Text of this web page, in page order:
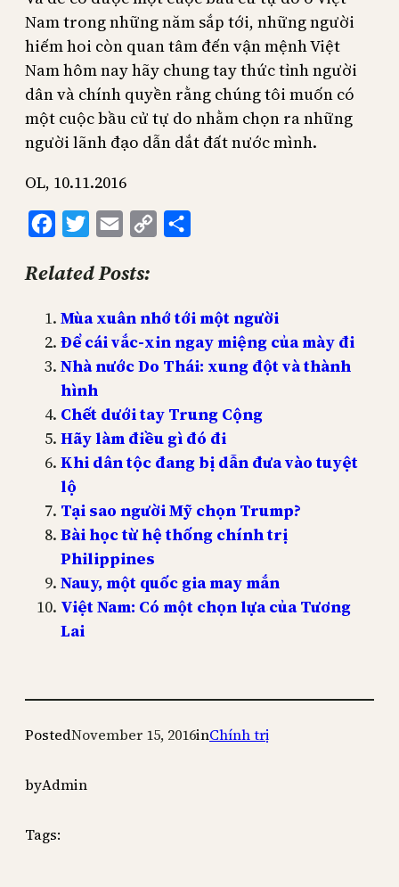
Nam trong những năm sắp tới, những người
hiếm hoi còn quan tâm đến vận mệnh Việt
Nam hôm nay hãy chung tay thức tỉnh người
dân và chính quyền rằng chúng tôi muốn có
một cuộc bầu cử tự do nhằm chọn ra những
người lãnh đạo dẫn dắt đất nước mình.
OL, 10.11.2016
FacebookTwitterEmail
Copy
Related Posts:
Mùa xuân nhớ tới một người
Để cái vắc-xin ngay miệng của mày đi
Nhà nước Do Thái: xung đột và thành
hình
Chết dưới tay Trung Cộng
Hãy làm điều gì đó đi
Khi dân tộc đang bị dẫn đưa vào tuyệt
lộ
Tại sao người Mỹ chọn Trump?
Bài học từ hệ thống chính trị
Philippines
Nauy, một quốc gia may mắn
Việt Nam: Có một chọn lựa của Tương
Lai
PostedNovember 15, 2016inChính trị
byAdmin
Tags: